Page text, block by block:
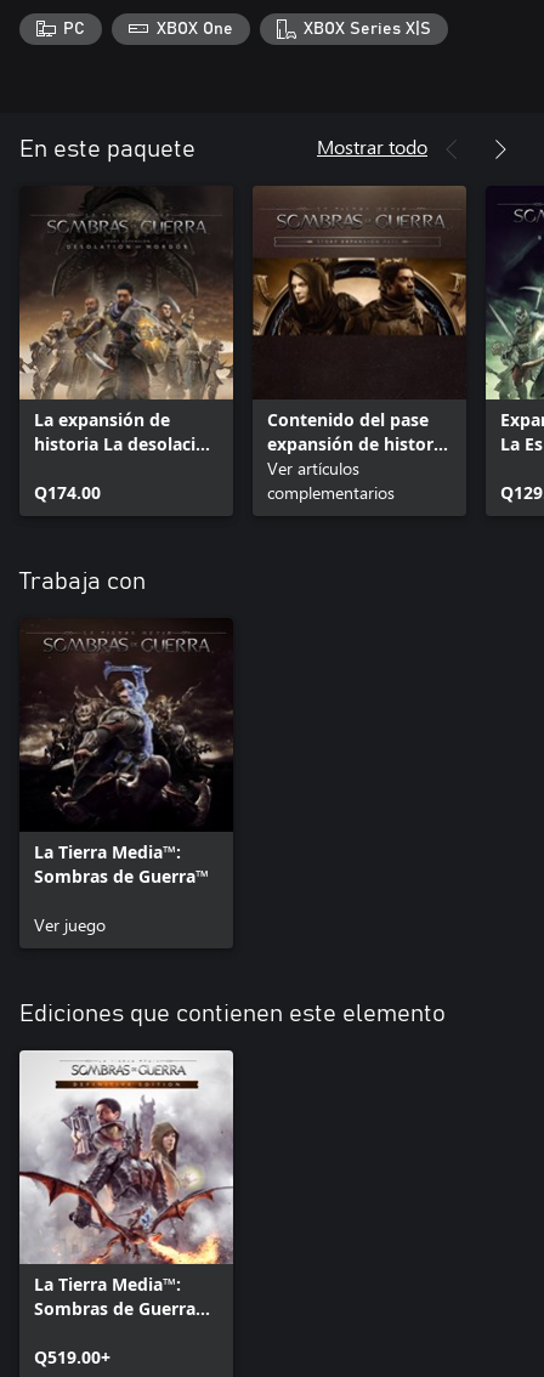
PC XBOX One XBOX Series X|S
En este paquete Mostrar todo
La expansión de
historia La desolación
Q174.00
Contenido del pase
expansión de historia
de Sombras de
Guerra™
Ver artículos
complementarios
La
Trabaja con
La Tierra Media™:
Sombras de Guerra™
Ver juego
Ediciones que contienen este elemento
La Tierra Media™:
Sombras de Guerra™
Q519.00+